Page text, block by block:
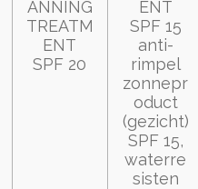
ANNING
TREATM
ENT
SPF 20
ENT
SPF 15
anti-
rimpel
zonnepr
oduct
(gezicht)
SPF 15,
waterre
sisten